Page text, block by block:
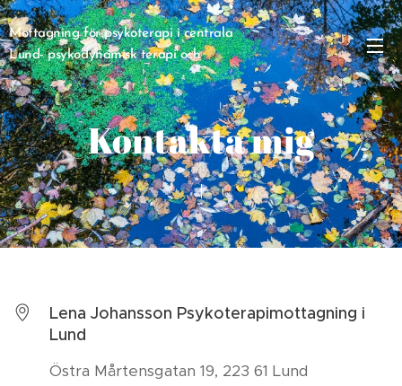
Mottagning för psykoterapi i centrala
Lund- psykodynamisk terapi och
Interpersonell terapi (IPT)
Kontakta mig
I
Lena Johansson Psykoterapimottagning i
Lund
Östra Mårtensgatan 19, 223 61 Lund